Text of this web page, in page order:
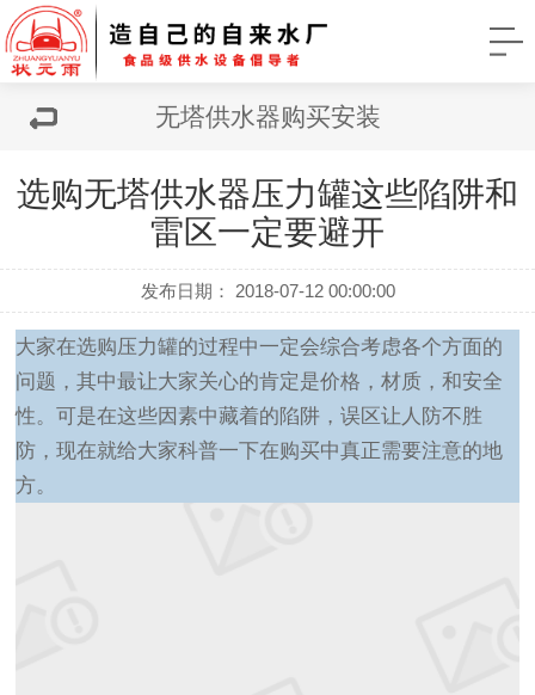
无塔供水器购买安装
选购无塔供水器压力罐这些陷阱和
雷区一定要避开
发布日期： 2018-07-12 00:00:00
大家在选购压力罐的过程中一定会综合考虑各个方面的
问题，其中最让大家关心的肯定是价格，材质，和安全
性。可是在这些因素中藏着的陷阱，误区让人防不胜
防，现在就给大家科普一下在购买中真正需要注意的地
方。